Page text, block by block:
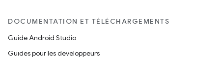
DOCUMENTATION ET TÉLÉCHARGEMENTS
Guide Android Studio
Guides pour les développeurs